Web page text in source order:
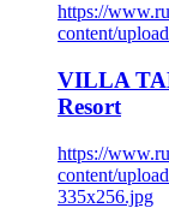
https://
content/
VILLA
Resort
https://
content/
335x256.jpg